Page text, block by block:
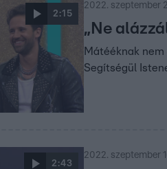
2:15
2022. szeptember
„Ne
Mátééknak
Segítségül
2:43
2022. szeptember